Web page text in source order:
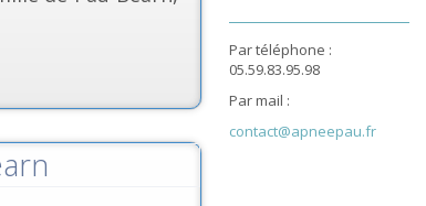
Par téléphone :
05.59.83.95.98
Par mail :
contact@apneepau.fr